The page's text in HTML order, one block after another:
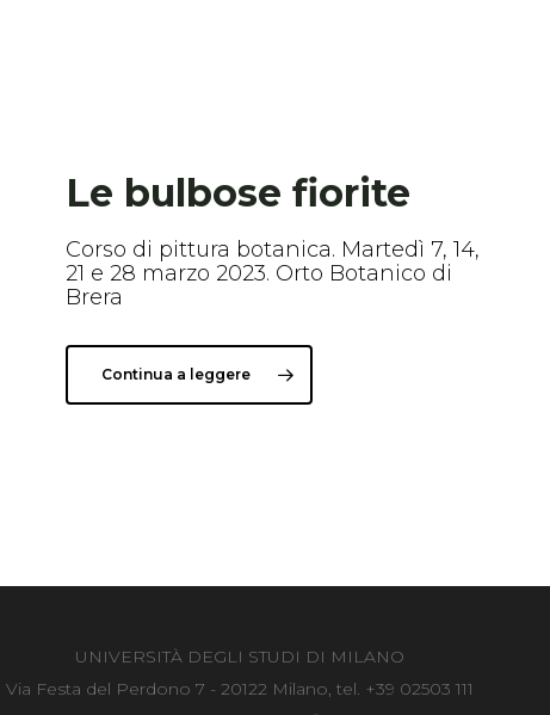
Le bulbose fiorite
Corso di pittura botanica. Martedì 7, 14,
21 e 28 marzo 2023. Orto Botanico di
Brera
Continua a leggere
UNIVERSITÀ DEGLI STUDI DI MILANO
Via Festa del Perdono 7 - 20122 Milano, tel. +39 02503 111